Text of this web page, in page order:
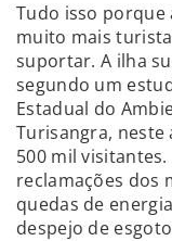
Tudo isso porque
muito mais
suportar. A ilha
segundo um
Estadual do
Turisangra, neste
500 mil
reclamações dos
quedas de
despejo de